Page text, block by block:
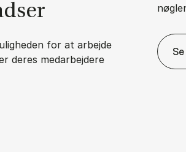
for at arbejde
deres medarbejdere
ar­bejds­plads – og vi be­ta­ler for